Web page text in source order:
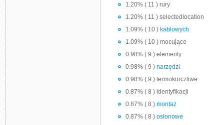
1.20% ( 11 ) rury
1.20% ( 11 ) selectedlocation
1.09% ( 10 ) kablowych
1.09% ( 10 ) mocujące
0.98% ( 9 ) elementy
0.98% ( 9 ) narzędzi
0.98% ( 9 ) termokurczliwe
0.87% ( 8 ) identyfikacji
0.87% ( 8 ) montaż
0.87% ( 8 ) osłonowe